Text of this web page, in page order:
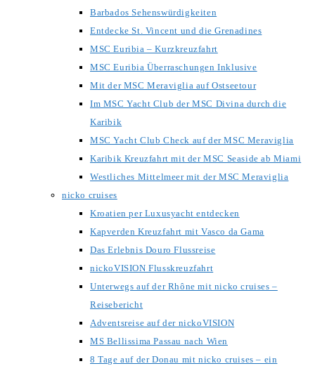
Barbados Sehenswürdigkeiten
Entdecke St. Vincent und die Grenadines
MSC Euribia – Kurzkreuzfahrt
MSC Euribia Überraschungen Inklusive
Mit der MSC Meraviglia auf Ostseetour
Im MSC Yacht Club der MSC Divina durch die
Karibik
MSC Yacht Club Check auf der MSC Meraviglia
Karibik Kreuzfahrt mit der MSC Seaside ab Miami
Westliches Mittelmeer mit der MSC Meraviglia
nicko cruises
Kroatien per Luxusyacht entdecken
Kapverden Kreuzfahrt mit Vasco da Gama
Das Erlebnis Douro Flussreise
nickoVISION Flusskreuzfahrt
Unterwegs auf der Rhône mit nicko cruises –
Reisebericht
Adventsreise auf der nickoVISION
MS Bellissima Passau nach Wien
8 Tage auf der Donau mit nicko cruises – ein